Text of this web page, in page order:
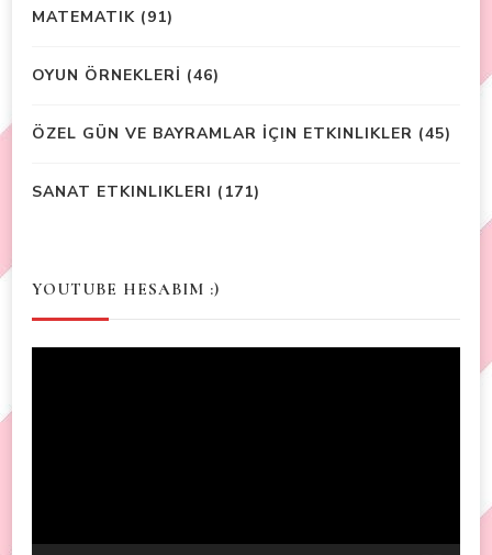
MATEMATIK (91)
OYUN ÖRNEKLERİ (46)
ÖZEL GÜN VE BAYRAMLAR İÇIN ETKINLIKLER (45)
SANAT ETKINLIKLERI (171)
YOUTUBE HESABIM :)